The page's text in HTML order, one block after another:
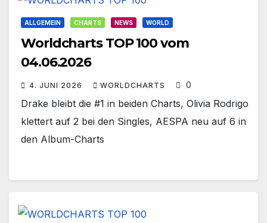
ALLGEMEIN CHARTS NEWS WORLD
Worldcharts TOP 100 vom
04.06.2026
4. JUNI 2026 WORLDCHARTS 0
Drake bleibt die #1 in beiden Charts, Olivia Rodrigo
klettert auf 2 bei den Singles, AESPA neu auf 6 in
den Album-Charts